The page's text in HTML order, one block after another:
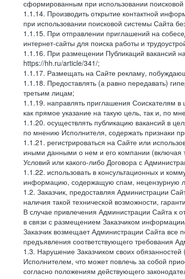
сформированным при использовании
1.1.14. Производить открытие контактной
при использовании поисковой системы Сайта
1.1.15. При отправлении приглашений на
интернет-сайты для поиска работы и
1.1.16. При размещении Публикаций вакансий
https://hh.ru/article/341/;
1.1.17. Размещать на Сайте рекламу,
1.1.18. Предоставлять (а равно передавать)
третьим лицам;
1.1.19. направлять приглашения Соискателям
как прямое указание на такую цель, так и, по
1.1.20. осуществлять публикацию вакансий в
по мнению Исполнителя, содержать признаки
1.1.21. регистрироваться на Сайте или
иными данными о нем и его компании (включая
Условий или какого-либо Договора с
1.1.22. использовать в консультационных и
информацию, содержащую спам, нецензурную
1.2. Заказчик, предоставляя Администрации
наличия такой технической возможности,
В случае привлечения Администрации Сайта к
в связи с размещением Заказчиком
Заказчик возмещает Администрации Сайта
предъявления соответствующего требования
1.3. Нарушение Заказчиком своих
Исполнителем, что может повлечь за собой
согласно положениям действующего